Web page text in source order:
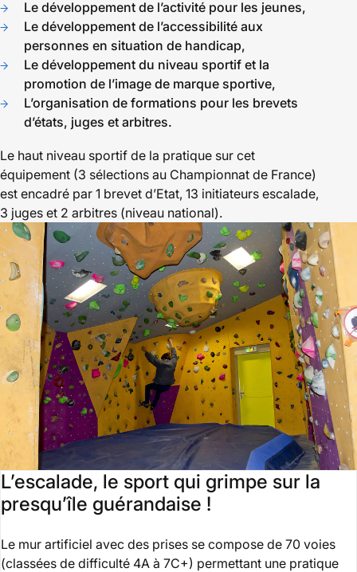
Le développement de l’activité pour les jeunes,
Le développement de l’accessibilité aux
personnes en situation de handicap,
Le développement du niveau sportif et la
promotion de l’image de marque sportive,
L’organisation de formations pour les brevets
d’états, juges et arbitres.
Le haut niveau sportif de la pratique sur cet
équipement (3 sélections au Championnat de France)
est encadré par 1 brevet d’Etat, 13 initiateurs escalade,
3 juges et 2 arbitres (niveau national).
L’escalade, le sport qui grimpe sur la
presqu’île guérandaise !
Le mur artificiel avec des prises se compose de 70 voies
(classées de difficulté 4A à 7C+) permettant une pratique